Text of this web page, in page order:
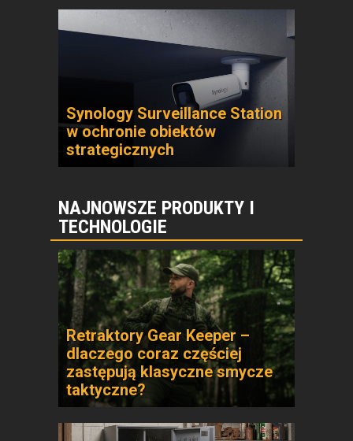
Synology Surveillance Station
w ochronie obiektów
strategicznych
NAJNOWSZE PRODUKTY I
TECHNOLOGIE
Retraktory Gear Keeper –
dlaczego coraz częściej
zastępują klasyczne smycze
taktyczne?